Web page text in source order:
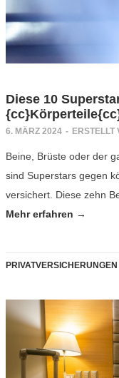
Diese 10
6. MÄRZ 2024 - ERSTELLT
Beine, Brüste oder der
sind Superstars gegen
versichert. Diese zehn
Mehr erfahren →
PRIVATVERSICHERUNGEN